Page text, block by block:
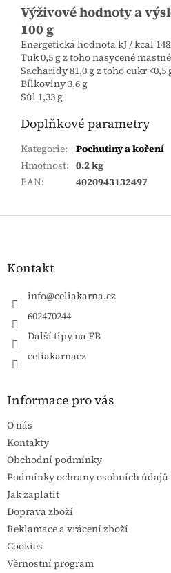
Výživové hodnoty a
100 g
Energetická hodnota kJ / kcal
Tuk 0,5 g z toho nasycené
Sacharidy 81,0 g z toho cukr <0,5
Bílkoviny 3,6 g
Sůl 1,33 g
Doplňkové parametry
Kategorie:
Pochutiny a koření
Hmotnost: 0.2 kg
EAN: 4020943132497
Zápatí
Kontakt
info@celiakarna.cz
602470244
Další tipy na FB
celiakarnacz
Informace pro vás
O nás
Kontakty
Obchodní podmínky
Podmínky ochrany osobních údajů
Jak zaplatit
Doprava zboží
Reklamace a vrácení zboží
Cookies
Věrnostní program